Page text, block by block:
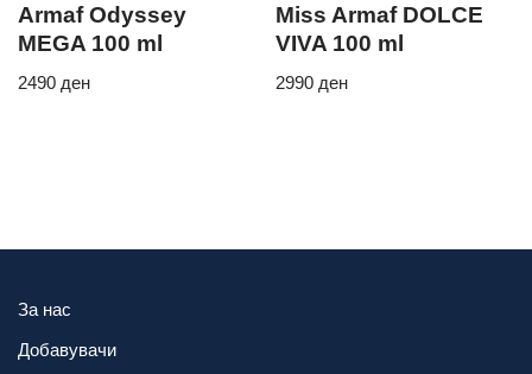
Armaf Odyssey
MEGA 100 ml
2490 ден
Miss Armaf DOLCE
VIVA 100 ml
2990 ден
За нас
Добавувачи